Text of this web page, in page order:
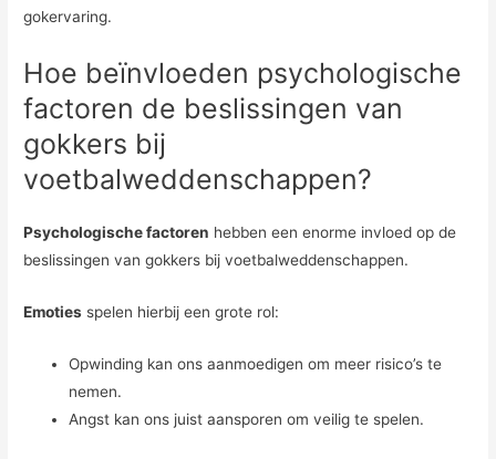
gokervaring.
Hoe beïnvloeden psychologische
factoren de beslissingen van
gokkers bij
voetbalweddenschappen?
Psychologische factoren hebben een enorme invloed op de
beslissingen van gokkers bij voetbalweddenschappen.
Emoties spelen hierbij een grote rol:
Opwinding kan ons aanmoedigen om meer risico’s te
nemen.
Angst kan ons juist aansporen om veilig te spelen.